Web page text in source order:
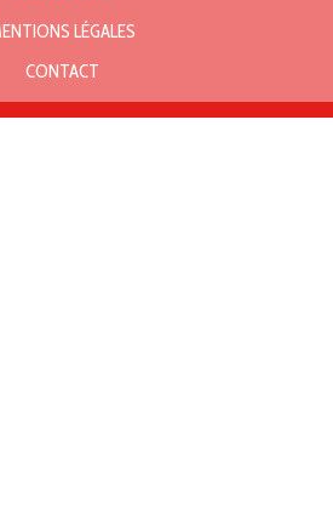
LÉGALES
CONTACT